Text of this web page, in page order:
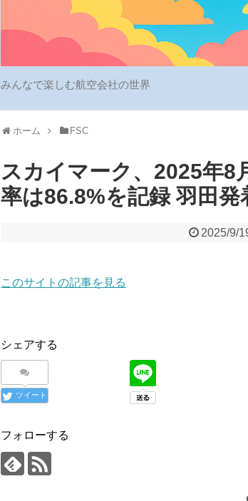
みんなで楽しむ航空会社の世界
ホーム FSC
スカイマーク、2025年8
率は86.8%を記録 羽田発
2025/9/
このサイトの記事を見る
シェアする
ツイート
フォローする